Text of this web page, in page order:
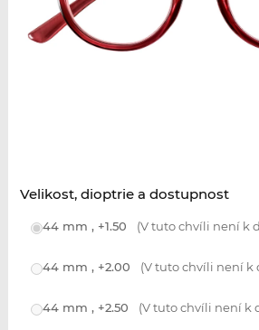
Velikost, dioptrie a dostupnost
44 mm , +1.50 (V tuto chvíli není k
44 mm , +2.00 (V tuto chvíli není k
44 mm , +2.50 (V tuto chvíli není k